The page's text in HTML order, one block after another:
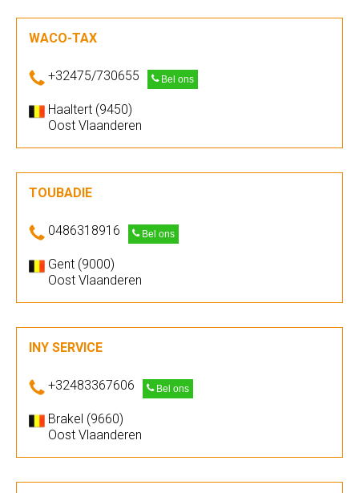
WACO-TAX
+32475/730655 Bel ons
Haaltert (9450)
Oost Vlaanderen
TOUBADIE
0486318916 Bel ons
Gent (9000)
Oost Vlaanderen
INY SERVICE
+32483367606 Bel ons
Brakel (9660)
Oost Vlaanderen